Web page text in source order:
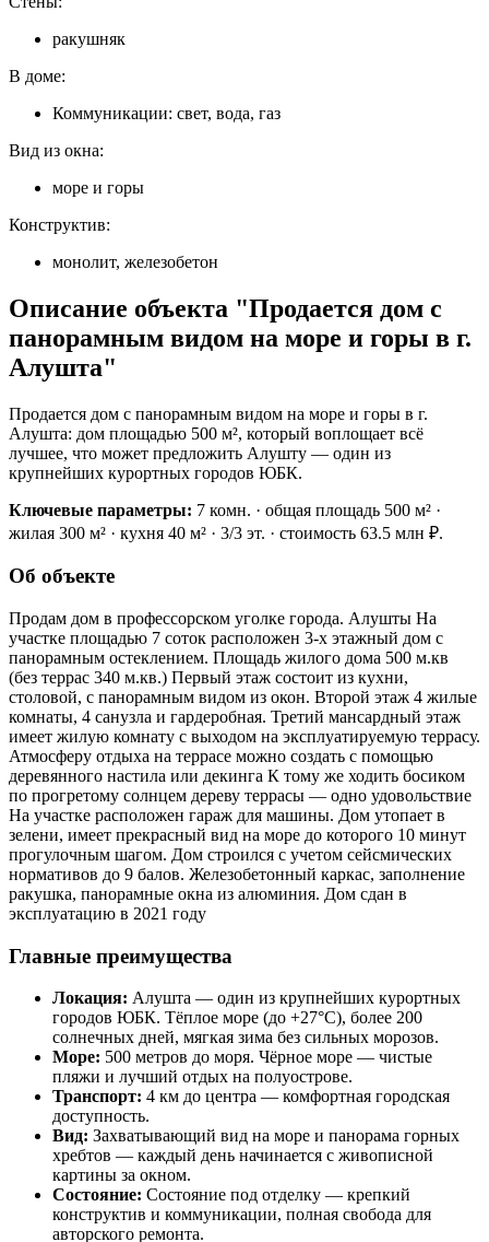
ракушняк
В доме:
Коммуникации: свет, вода, газ
Вид из окна:
море и горы
Конструктив:
монолит, железобетон
Описание объекта "Продается дом с
панорамным видом на море и горы в г.
Алушта"
Продается дом с панорамным видом на море и горы в г.
Алушта: дом площадью 500 м², который воплощает всё
лучшее, что может предложить Алушту — один из
крупнейших курортных городов ЮБК.
Ключевые параметры: 7 комн. · общая площадь 500 м² ·
жилая 300 м² · кухня 40 м² · 3/3 эт. · стоимость 63.5 млн ₽.
Об объекте
Продам дом в профессорском уголке города. Алушты На
участке площадью 7 соток расположен 3-х этажный дом с
панорамным остеклением. Площадь жилого дома 500 м.кв
(без террас 340 м.кв.) Первый этаж состоит из кухни,
столовой, с панорамным видом из окон. Второй этаж 4 жилые
комнаты, 4 санузла и гардеробная. Третий мансардный этаж
имеет жилую комнату с выходом на эксплуатируемую террасу.
Атмосферу отдыха на террасе можно создать с помощью
деревянного настила или декинга К тому же ходить босиком
по прогретому солнцем дереву террасы — одно удовольствие
На участке расположен гараж для машины. Дом утопает в
зелени, имеет прекрасный вид на море до которого 10 минут
прогулочным шагом. Дом строился с учетом сейсмических
нормативов до 9 балов. Железобетонный каркас, заполнение
ракушка, панорамные окна из алюминия. Дом сдан в
эксплуатацию в 2021 году
Главные преимущества
Локация: Алушта — один из крупнейших курортных
городов ЮБК. Тёплое море (до +27°C), более 200
солнечных дней, мягкая зима без сильных морозов.
Море: 500 метров до моря. Чёрное море — чистые
пляжи и лучший отдых на полуострове.
Транспорт: 4 км до центра — комфортная городская
доступность.
Вид: Захватывающий вид на море и панорама горных
хребтов — каждый день начинается с живописной
картины за окном.
Состояние: Состояние под отделку — крепкий
конструктив и коммуникации, полная свобода для
авторского ремонта.